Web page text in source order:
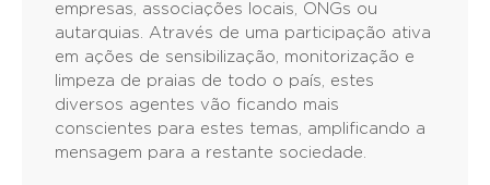
empresas, associações locais, ONGs ou
autarquias. Através de uma participação ativa
em ações de sensibilização, monitorização e
limpeza de praias de todo o país, estes
diversos agentes vão ficando mais
conscientes para estes temas, amplificando a
mensagem para a restante sociedade.